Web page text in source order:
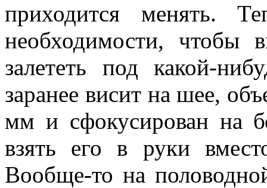
приходится менять.
необходимости, чтобы
залететь под какой-
заранее висит на шее,
мм и сфокусирован на
взять его в руки
Вообще-то на